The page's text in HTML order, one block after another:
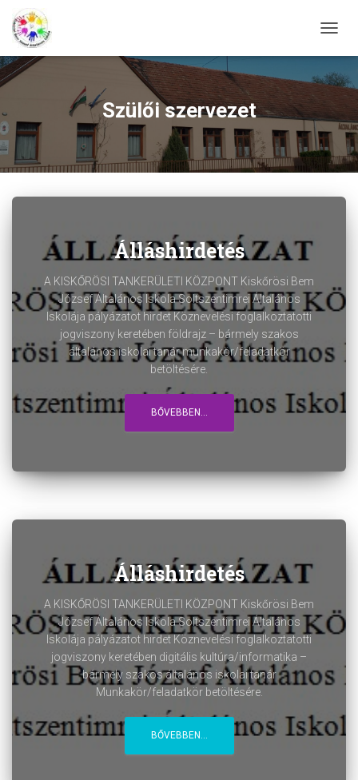
BE-/
Szülői szervezet
Álláshirdetés
A KISKŐRÖSI TANKERÜLETI KÖZPONT Kiskőrösi Bem
József Általános Iskola Soltszentimrei Általános
Iskolája pályázatot hirdet Köznevelési foglalkoztatotti
jogviszony keretében földrajz – bármely szakos
általános iskolai tanár munkakör/feladatkör
betöltésére.
BŐVEBBEN...
Álláshirdetés
A KISKŐRÖSI TANKERÜLETI KÖZPONT Kiskőrösi Bem
József Általános Iskola Soltszentimrei Általános
Iskolája pályázatot hirdet Köznevelési foglalkoztatotti
jogviszony keretében digitális kultúra/informatika –
bármely szakos általános iskolai tanár
Munkakör/feladatkör betöltésére.
BŐVEBBEN...